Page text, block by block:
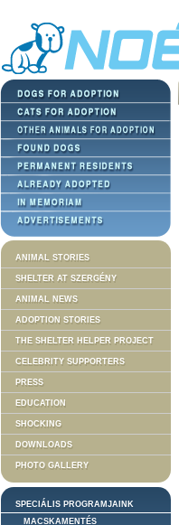
ANIMAL STORIES
SHELTER AT SZERGÉNY
ANIMAL NEWS
ADOPTION STORIES
THE SHELTER HELPER PROJECT
CELEBRITY SUPPORTERS
PRESS
EDUCATION
SHOCKING
DOWNLOADS
PHOTO GALLERY
SPECIÁLIS PROGRAMJAINK
MACSKAMENTÉS